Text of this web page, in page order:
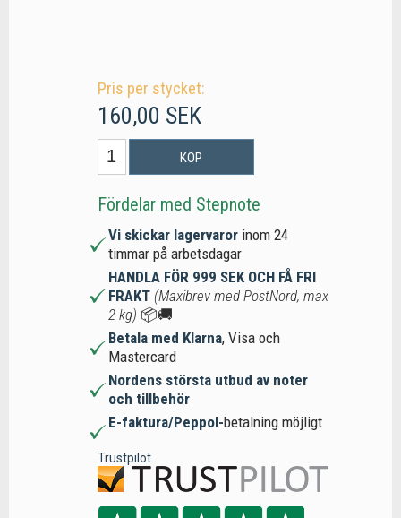
Pris per stycket:
160,00 SEK
KÖP
Fördelar med Stepnote
Vi skickar lagervaror inom 24
timmar på arbetsdagar
HANDLA FÖR 999 SEK OCH FÅ FRI
FRAKT (Maxibrev med PostNord, max
2 kg) 📦🚚
Betala med Klarna, Visa och
Mastercard
Nordens största utbud av noter
och tillbehör
E-faktura/Peppol-betalning möjligt
Trustpilot